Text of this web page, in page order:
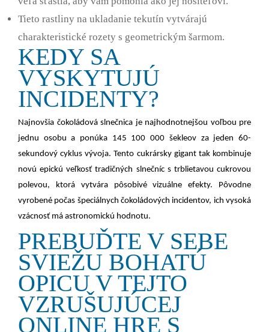
Tieto rastliny na ukladanie tekutín vytvárajú
charakteristické rozety s geometrickým šarmom.
KEDY SA
VYSKYTUJÚ
INCIDENTY?
Najnovšia čokoládová slnečnica je najhodnotnejšou voľbou pre
jednu osobu a ponúka 145 100 000 šekleov za jeden 60-
sekundový cyklus vývoja. Tento cukrársky gigant tak kombinuje
novú epickú veľkosť tradičných slnečníc s trblietavou cukrovou
polevou, ktorá vytvára pôsobivé vizuálne efekty. Pôvodne
vyrobené počas špeciálnych čokoládových incidentov, ich vysoká
vzácnosť má astronomickú hodnotu.
PREBUĎTE V SEBE
SVIEŽU BOHATÚ
OPICU V TEJTO
VZRUŠUJÚCEJ
ONLINE HRE S